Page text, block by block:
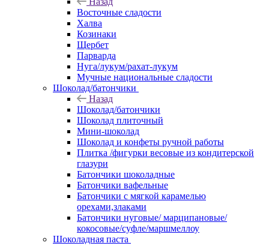
Восточные сладости
Халва
Козинаки
Щербет
Парварда
Нуга/лукум/рахат-лукум
Мучные национальные сладости
Шоколад/батончики
Назад
Шоколад/батончики
Шоколад плиточный
Мини-шоколад
Шоколад и конфеты ручной работы
Плитка /фигурки весовые из кондитерской
глазури
Батончики шоколадные
Батончики вафельные
Батончики с мягкой карамелью
орехами,злаками
Батончики нуговые/ марципановые/
кокосовые/суфле/маршмеллоу
Шоколадная паста